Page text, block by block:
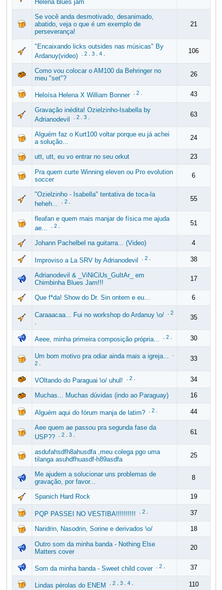
Helena blues jam
Se você anda desmotivado, desanimado,
abatido, veja o que é um exemplo de
perseverança!
21
"Encaixando licks outsides nas músicas" By
Ardanuy(video)
2. 3. 4. 106
Como vou colocar o AM100 da Behringer no
meu "set"?
26
Heloísa Helena X William Bonner 2. 43
Gravação inédita! Ozielzinho-Isabella by
Adrianodevil
2. 3. 63
Alguém faz o Kurt100 voltar porque eu já achei
a solução...
24
utt, utt, eu vo entrar no seu orkut 23
Pra quem curte Winning eleven ou Pro evolution
soccer
6
"Ozielzinho - Isabella" tentativa de toca-la
heheh...
2. 55
fleafan e quem mais manjar de física me ajuda
ae...
2. 51
Johann Pachelbel na guitarra... (Video) 4
Improviso a La SRV by Adrianodevil 2. 38
Adrianodevil & _ViNiCiUs_GuItAr_ em
Chimbinha Blues Jam!!!
17
Que f*da! Show do Dr. Sin ontem e eu... 6
Caraaacaa... Fui no workshop do Ardanuy \o/
2
35
Aeee, minha primeira composição própria... 2. 30
Um bom motivo pra odiar ainda mais a igreja...
2.
33
VOltando do Paraguai \o/ uhul! 2. 34
Muchas... Muchas dúvidas (indo ao Paraguay) 16
Alguém aqui do fórum manja de latim? 2. 44
Aee quem ae passou pra segunda fase da
USP??
2. 3. 61
asdufahsdfh8ahusdfa ,meu colega pgo uma
tilanga asuhdfhuasdf-h89asdfa
25
Me ajudem a solucionar uns problemas de
gravação, por favor...
8
Spanich Hard Rock 19
PQP PASSEI NO VESTIBA!!!!!!!!!! 2. 37
Naridrin, Nasodrin, Sorine e derivados \o/ 18
Outro som da minha banda - Nothing Else
Matters cover
20
Som da minha banda - Sweet child cover 2. 37
Lindas pérolas do ENEM 2. 3. 4. 110